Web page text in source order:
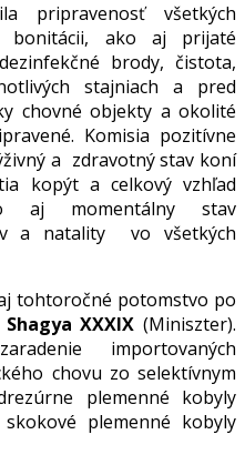
pripravenosť všetkých
ako aj prijaté
brody, čistota,
stajniach a pred
chovné objekty a okolité
Komisia pozitívne
a zdravotný stav koní
kopýt a celkový vzhľad
aj momentálny stav
a natality vo všetkých
tohtoročné potomstvo po
Shagya XXXIX (Miniszter).
importovaných
chovu zo selektívnym
plemenné kobyly
plemenné kobyly